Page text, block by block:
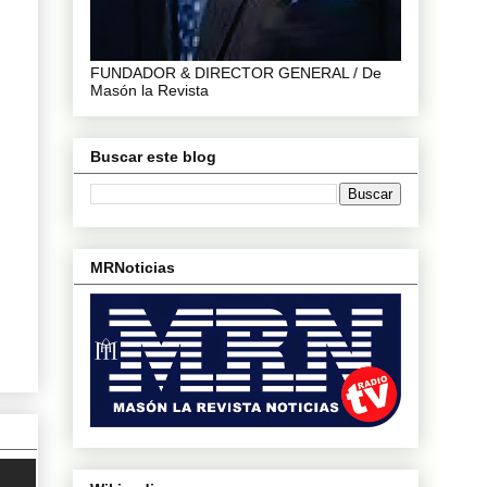
FUNDADOR & DIRECTOR GENERAL / De
Masón la Revista
Buscar este blog
MRNoticias